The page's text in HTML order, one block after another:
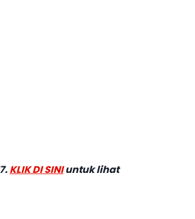
KLIK DI SINIuntuk lihat